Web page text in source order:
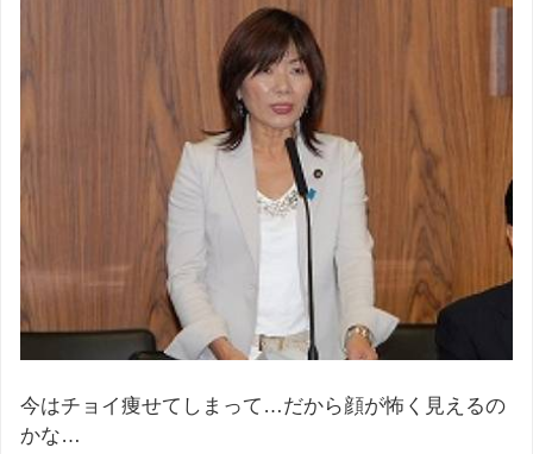
今はチョイ痩せてしまって…だから顔が怖く見えるの
かな…